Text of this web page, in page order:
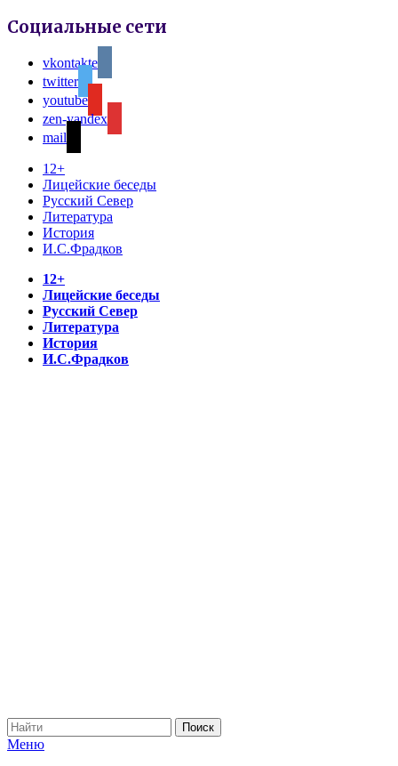
Социальные сети
vkontakte
twitter
youtube
zen-yandex
mail
12+
Лицейские беседы
Русский Север
Литература
История
И.С.Фрадков
12+
Лицейские беседы
Русский Север
Литература
История
И.С.Фрадков
Меню